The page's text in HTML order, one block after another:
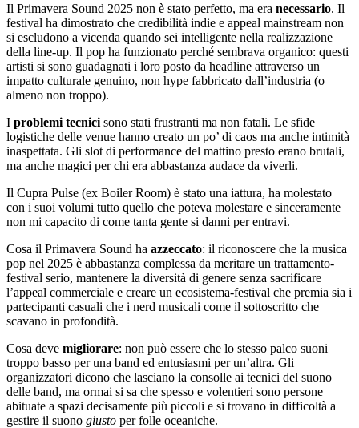
Il Primavera Sound 2025 non è stato perfetto, ma era necessario. Il
festival ha dimostrato che credibilità indie e appeal mainstream non
si escludono a vicenda quando sei intelligente nella realizzazione
della line-up. Il pop ha funzionato perché sembrava organico: questi
artisti si sono guadagnati i loro posto da headline attraverso un
impatto culturale genuino, non hype fabbricato dall’industria (o
almeno non troppo).
I problemi tecnici sono stati frustranti ma non fatali. Le sfide
logistiche delle venue hanno creato un po’ di caos ma anche intimità
inaspettata. Gli slot di performance del mattino presto erano brutali,
ma anche magici per chi era abbastanza audace da viverli.
Il Cupra Pulse (ex Boiler Room) è stato una iattura, ha molestato
con i suoi volumi tutto quello che poteva molestare e sinceramente
non mi capacito di come tanta gente si danni per entravi.
Cosa il Primavera Sound ha azzeccato: il riconoscere che la musica
pop nel 2025 è abbastanza complessa da meritare un trattamento-
festival serio, mantenere la diversità di genere senza sacrificare
l’appeal commerciale e creare un ecosistema-festival che premia sia i
partecipanti casuali che i nerd musicali come il sottoscritto che
scavano in profondità.
Cosa deve migliorare: non può essere che lo stesso palco suoni
troppo basso per una band ed entusiasmi per un’altra. Gli
organizzatori dicono che lasciano la consolle ai tecnici del suono
delle band, ma ormai si sa che spesso e volentieri sono persone
abituate a spazi decisamente più piccoli e si trovano in difficoltà a
gestire il suono giusto per folle oceaniche.